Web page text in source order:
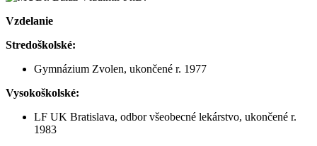
Vzdelanie
Stredoškolské:
Gymnázium Zvolen, ukončené r. 1977
Vysokoškolské:
LF UK Bratislava, odbor všeobecné lekárstvo, ukončené r.
1983